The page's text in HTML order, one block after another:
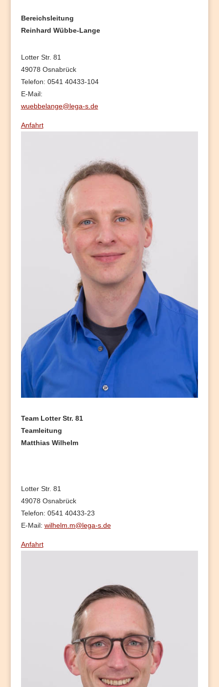
Bereichsleitung
Reinhard Wübbe-Lange
Lotter Str. 81
49078 Osnabrück
Telefon: 0541 40433-104
E-Mail:
wuebbelange@lega-s.de
Anfahrt
Team Lotter Str. 81
Teamleitung
Matthias Wilhelm
Lotter Str. 81
49078 Osnabrück
Telefon: 0541 40433-23
E-Mail: wilhelm.m@lega-s.de
Anfahrt